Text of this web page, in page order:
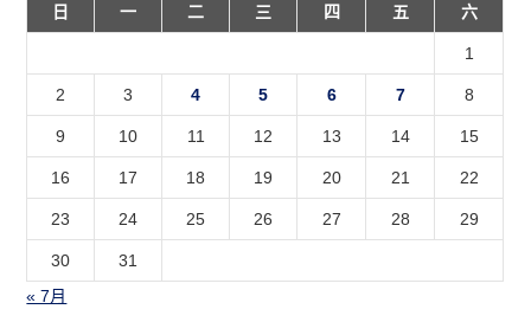
日
一 二 三 四 五 六
1
2 3 4 5 6 7 8
9 10 11 12 13 14 15
16 17 18 19 20 21 22
23 24 25 26 27 28 29
30
31
« 7月